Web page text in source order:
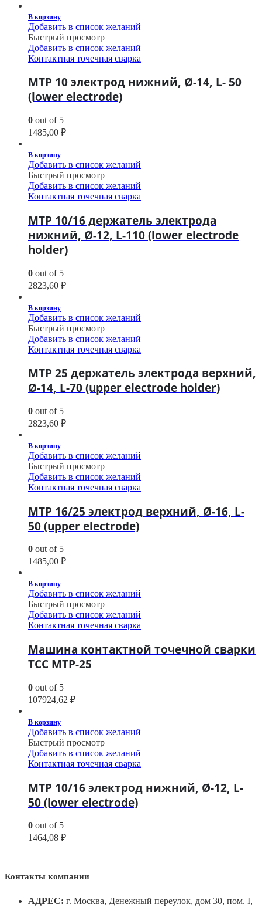
В корзину
Добавить в список желаний
Быстрый просмотр
Добавить в список желаний
Контактная точечная сварка
МТР 10 электрод нижний, Ø-14, L- 50
(lower electrode)
0 out of 5
1485,00 ₽
В корзину
Добавить в список желаний
Быстрый просмотр
Добавить в список желаний
Контактная точечная сварка
МТР 10/16 держатель электрода
нижний, Ø-12, L-110 (lower electrode
holder)
0 out of 5
2823,60 ₽
В корзину
Добавить в список желаний
Быстрый просмотр
Добавить в список желаний
Контактная точечная сварка
МТР 25 держатель электрода верхний,
Ø-14, L-70 (upper electrode holder)
0 out of 5
2823,60 ₽
В корзину
Добавить в список желаний
Быстрый просмотр
Добавить в список желаний
Контактная точечная сварка
МТР 16/25 электрод верхний, Ø-16, L-
50 (upper electrode)
0 out of 5
1485,00 ₽
В корзину
Добавить в список желаний
Быстрый просмотр
Добавить в список желаний
Контактная точечная сварка
Машина контактной точечной сварки
ТСС МТР-25
0 out of 5
107924,62 ₽
В корзину
Добавить в список желаний
Быстрый просмотр
Добавить в список желаний
Контактная точечная сварка
МТР 10/16 электрод нижний, Ø-12, L-
50 (lower electrode)
0 out of 5
1464,08 ₽
Контакты компании
АДРЕС: г. Москва, Денежный переулок, дом 30, пом. I,